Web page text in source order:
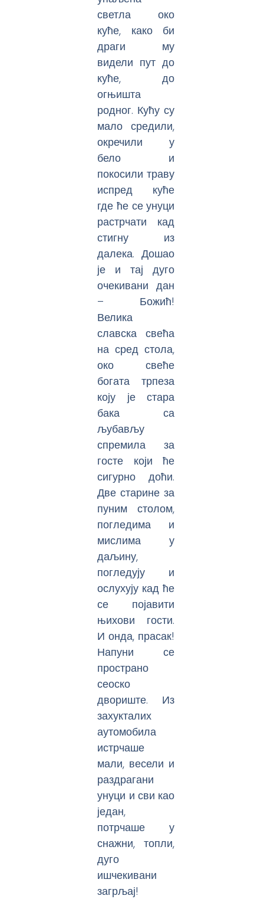
светла око
куће, како би
драги му
видели пут до
куће, до
огњишта
родног. Кућу су
мало средили,
окречили у
бело и
покосили траву
испред куће
где ће се унуци
растрчати кад
стигну из
далека. Дошао
је и тај дуго
очекивани дан
– Божић!
Велика
славска свећа
на сред стола,
око свеће
богата трпеза
коју је стара
бака са
љубављу
спремила за
госте који ће
сигурно доћи.
Две старине за
пуним столом,
погледима и
мислима у
даљину,
погледују и
ослухују кад ће
се појавити
њихови гости.
И онда, прасак!
Напуни се
пространо
сеоско
двориште. Из
захукталих
аутомобила
истрчаше
мали, весели и
раздрагани
унуци и сви као
један,
потрчаше у
снажни, топли,
дуго
ишчекивани
загрљај!